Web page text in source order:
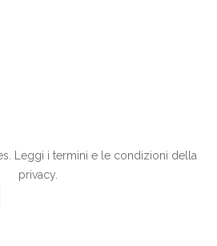
Leggi i termini e le condizioni della
privacy.